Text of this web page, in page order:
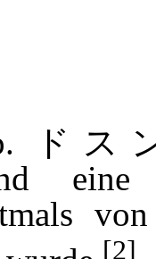
ドス
eine
[2]